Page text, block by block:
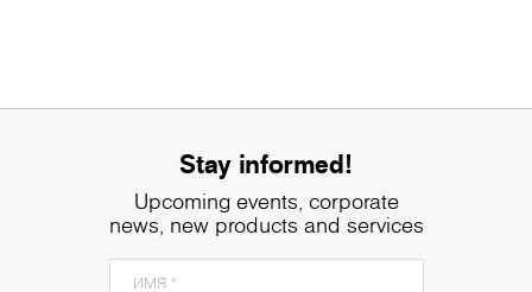
Stay informed!
Upcoming events, corporate
news, new products and services